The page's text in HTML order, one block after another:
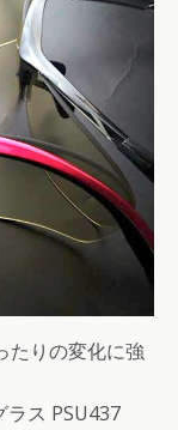
たりの変化に強
ス PSU437